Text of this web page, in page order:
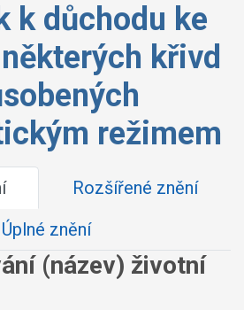
k důchodu ke
křivd
režimem
Rozšířené znění
Úplné znění
(název) životní